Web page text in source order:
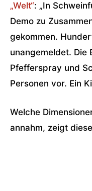
„Welt“: „In
Demo zu
gekommen.
unangemeldet. Die
Pfefferspray und
Personen vor. Ein
Welche
annahm, zeigt